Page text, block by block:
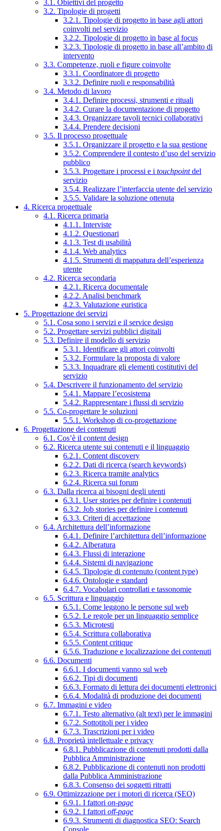
3.1. Obiettivi del progetto
3.2. Tipologie di progetti
3.2.1. Tipologie di progetto in base agli attori
coinvolti nel servizio
3.2.2. Tipologie di progetto in base al focus
3.2.3. Tipologie di progetto in base all’ambito di
intervento
3.3. Competenze, ruoli e figure coinvolte
3.3.1. Coordinatore di progetto
3.3.2. Definire ruoli e responsabilità
3.4. Metodo di lavoro
3.4.1. Definire processi, strumenti e rituali
3.4.2. Curare la documentazione di progetto
3.4.3. Organizzare tavoli tecnici collaborativi
3.4.4. Prendere decisioni
3.5. Il processo progettuale
3.5.1. Organizzare il progetto e la sua gestione
3.5.2. Comprendere il contesto d’uso del servizio
pubblico
3.5.3. Progettare i processi e i touchpointdel
servizio
3.5.4. Realizzare l’interfaccia utente del servizio
3.5.5. Validare la soluzione ottenuta
4. Ricerca progettuale
4.1. Ricerca primaria
4.1.1. Interviste
4.1.2. Questionari
4.1.3. Test di usabilità
4.1.4. Web analytics
4.1.5. Strumenti di mappatura dell’esperienza
utente
4.2. Ricerca secondaria
4.2.1. Ricerca documentale
4.2.2. Analisi benchmark
4.2.3. Valutazione euristica
5. Progettazione dei servizi
5.1. Cosa sono i servizi e il service design
5.2. Progettare servizi pubblici digitali
5.3. Definire il modello di servizio
5.3.1. Identificare gli attori coinvolti
5.3.2. Formulare la proposta di valore
5.3.3. Inquadrare gli elementi costitutivi del
servizio
5.4. Descrivere il funzionamento del servizio
5.4.1. Mappare l’ecosistema
5.4.2. Rappresentare i flussi di servizio
5.5. Co-progettare le soluzioni
5.5.1. Workshop di co-progettazione
6. Progettazione dei contenuti
6.1. Cos’è il content design
6.2. Ricerca utente sui contenuti e il linguaggio
6.2.1. Content discovery
6.2.2. Dati di ricerca (search keywords)
6.2.3. Ricerca tramite analytics
6.2.4. Ricerca sui forum
6.3. Dalla ricerca ai bisogni degli utenti
6.3.1. User stories per definire i contenuti
6.3.2. Job stories per definire i contenuti
6.3.3. Criteri di accettazione
6.4. Architettura dell’informazione
6.4.1. Definire l’architettura dell’informazione
6.4.2. Alberatura
6.4.3. Flussi di interazione
6.4.4. Sistemi di navigazione
6.4.5. Tipologie di contenuto (content type)
6.4.6. Ontologie e standard
6.4.7. Vocabolari controllati e tassonomie
6.5. Scrittura e linguaggio
6.5.1. Come leggono le persone sul web
6.5.2. Le regole per un linguaggio semplice
6.5.3. Microtesti
6.5.4. Scrittura collaborativa
6.5.5. Content critique
6.5.6. Traduzione e localizzazione dei contenuti
6.6. Documenti
6.6.1. I documenti vanno sul web
6.6.2. Tipi di documenti
6.6.3. Formato di lettura dei documenti elettronici
6.6.4. Modalità di produzione dei documenti
6.7. Immagini e video
6.7.1. Testo alternativo (alt text) per le immagini
6.7.2. Sottotitoli per i video
6.7.3. Trascrizioni per i video
6.8. Proprietà intellettuale e privacy
6.8.1. Pubblicazione di contenuti prodotti dalla
Pubblica Amministrazione
6.8.2. Pubblicazione di contenuti non prodotti
dalla Pubblica Amministrazione
6.8.3. Consenso dei soggetti ritratti
6.9. Ottimizzazione per i motori di ricerca (SEO)
6.9.1. I fattori on-page
6.9.2. I fattori off-page
6.9.3. Strumenti di diagnostica SEO: Search
Console